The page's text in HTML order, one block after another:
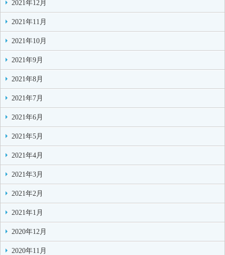
2021年12月
2021年11月
2021年10月
2021年9月
2021年8月
2021年7月
2021年6月
2021年5月
2021年4月
2021年3月
2021年2月
2021年1月
2020年12月
2020年11月